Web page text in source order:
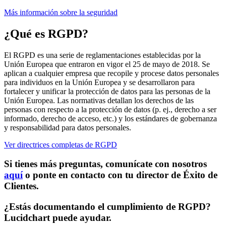
Más información sobre la seguridad
¿Qué es RGPD?
El RGPD es una serie de reglamentaciones establecidas por la
Unión Europea que entraron en vigor el 25 de mayo de 2018. Se
aplican a cualquier empresa que recopile y procese datos personales
para individuos en la Unión Europea y se desarrollaron para
fortalecer y unificar la protección de datos para las personas de la
Unión Europea. Las normativas detallan los derechos de las
personas con respecto a la protección de datos (p. ej., derecho a ser
informado, derecho de acceso, etc.) y los estándares de gobernanza
y responsabilidad para datos personales.
Ver directrices completas de RGPD
Si tienes más preguntas, comunícate con nosotros
aquío ponte en contacto con tu director de Éxito de
Clientes.
¿Estás documentando el cumplimiento de RGPD?
Lucidchart puede ayudar.